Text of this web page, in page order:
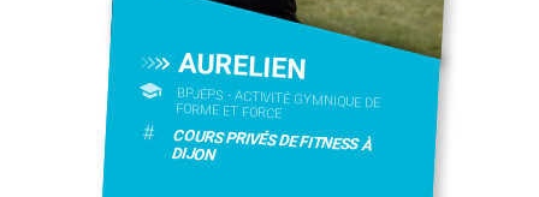
AURELIEN
BPJEPS - ACTIVITÉ GYMNIQUE DE
FORME ET FORCE
# COURS PRIVÉS DE FITNESS À
DIJON